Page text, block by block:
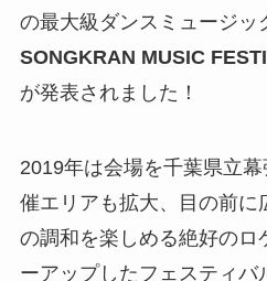
の最大級ダンスミュージッ
SONGKRAN MUSIC
が発表されました！
2019年は会場を千葉県立
催エリアも拡大、目の前に
の調和を楽しめる絶好のロ
ーアップしたフェスティバ